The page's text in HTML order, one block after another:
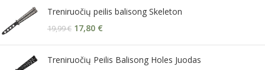
Treniruočių peilis balisong Skeleton
19,99€ 17,80 €
Treniruočių Peilis Balisong Holes Juodas